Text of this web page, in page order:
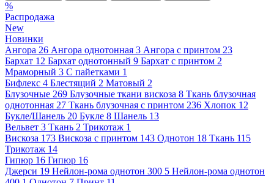
%
Распродажа
New
Новинки
Ангора 26 Ангора однотонная 3 Ангора с принтом 23
Бархат 12 Бархат однотонный 9 Бархат с принтом 2
Мраморный 3 С пайетками 1
Бифлекс 4 Блестящий 2 Матовый 2
Блузочные 269 Блузочные ткани вискоза 8 Ткань блузочная
однотонная 27 Ткань блузочная с принтом 236 Хлопок 12
Букле/Шанель 20 Букле 8 Шанель 13
Вельвет 3 Ткань 2 Трикотаж 1
Вискоза 173 Вискоза с принтом 143 Однотон 18 Ткань 115
Трикотаж 14
Гипюр 16 Гипюр 16
Джерси 19 Нейлон-рома однотон 300 5 Нейлон-рома однотон